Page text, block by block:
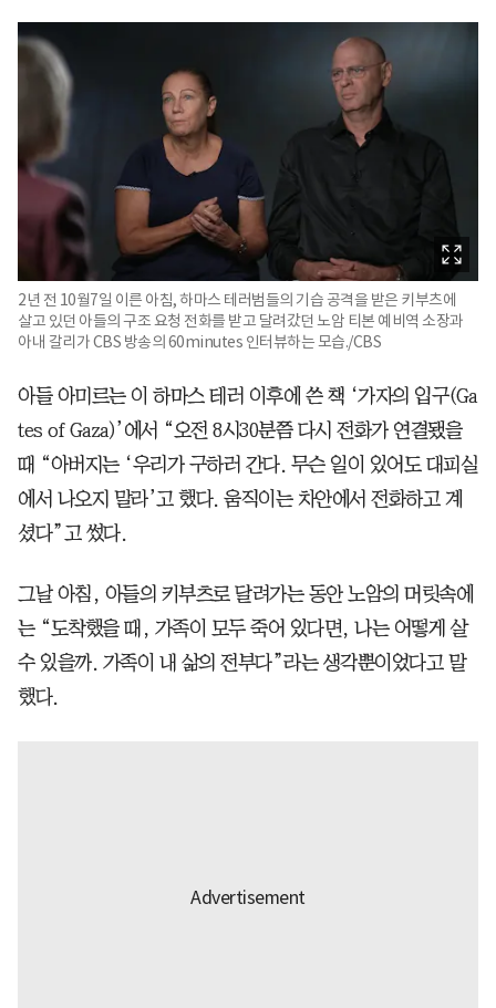
2년 전 10월7일 이른 아침, 하마스 테러범들의 기습 공격을 받은 키부츠에
살고 있던 아들의 구조 요청 전화를 받고 달려갔던 노암 티본 예비역 소장과
아내 갈리가 CBS 방송의 60minutes 인터뷰하는 모습./CBS
아들 아미르는 이 하마스 테러 이후에 쓴 책 ‘가자의 입구(Ga
tes of Gaza)’에서 “오전 8시30분쯤 다시 전화가 연결됐을
때 “아버지는 ‘우리가 구하러 간다. 무슨 일이 있어도 대피실
에서 나오지 말라’고 했다. 움직이는 차안에서 전화하고 계
셨다”고 썼다.
그날 아침, 아들의 키부츠로 달려가는 동안 노암의 머릿속에
는 “도착했을 때, 가족이 모두 죽어 있다면, 나는 어떻게 살
수 있을까. 가족이 내 삶의 전부다”라는 생각뿐이었다고 말
했다.